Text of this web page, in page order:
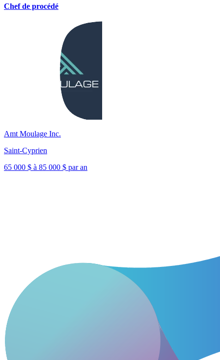
Chef de procédé
Amt Moulage Inc.
Saint-Cyprien
65 000 $ à 85 000 $ par an